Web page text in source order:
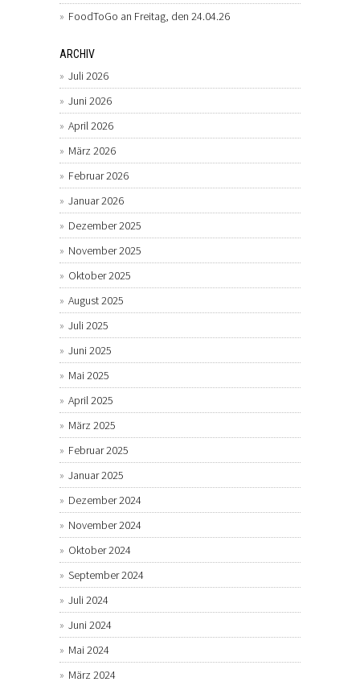
FoodToGo an Freitag, den 24.04.26
ARCHIV
Juli 2026
Juni 2026
April 2026
März 2026
Februar 2026
Januar 2026
Dezember 2025
November 2025
Oktober 2025
August 2025
Juli 2025
Juni 2025
Mai 2025
April 2025
März 2025
Februar 2025
Januar 2025
Dezember 2024
November 2024
Oktober 2024
September 2024
Juli 2024
Juni 2024
Mai 2024
März 2024